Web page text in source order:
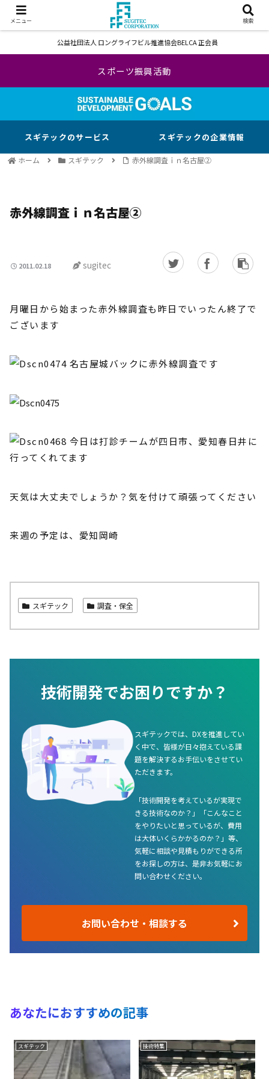
公益社団法人 ロングライフビル推進協会BELCA 正会員
スポーツ振興活動
スギテックのサービス スギテックの企業情報
ホーム スギテック 赤外線調査ｉｎ名古屋②
赤外線調査ｉｎ名古屋②
2011.02.18 sugitec
月曜日から始まった赤外線調査も昨日でいったん終了で
ございます
名古屋城バックに赤外線調査です
今日は打診チームが四日市、愛知春日井に
行ってくれてます
天気は大丈夫でしょうか？気を付けて頑張ってください
来週の予定は、愛知岡崎
スギテック 調査・保全
技術開発でお困りですか？
スギテックでは、DXを推進してい
く中で、皆様が日々抱えている課
題を解決するお手伝いをさせてい
ただきます。
「技術開発を考えているが実現で
きる技術なのか？」「こんなこと
をやりたいと思っているが、費用
は大体いくらかかるのか？」等、
気軽に相談や見積もりができる所
をお探しの方は、是非お気軽にお
問い合わせください。
お問い合わせ・相談する
あなたにおすすめの記事
スギテック 技術特集
メニュー 検索